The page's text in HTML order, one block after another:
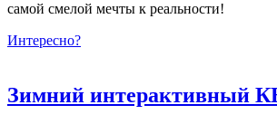
самой смелой мечты к реальности!
Интересно?
Зимний интерактивный